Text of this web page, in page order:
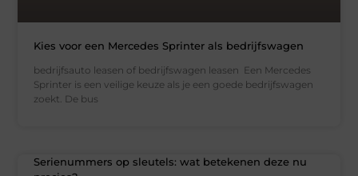
Kies voor een Mercedes Sprinter als bedrijfswagen
bedrijfsauto leasen of bedrijfswagen leasen Een Mercedes
Sprinter is een veilige keuze als je een goede bedrijfswagen
zoekt. De bus
Serienummers op sleutels: wat betekenen deze nu